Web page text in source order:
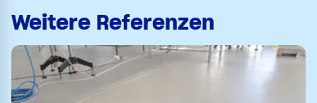
Weitere Referenzen